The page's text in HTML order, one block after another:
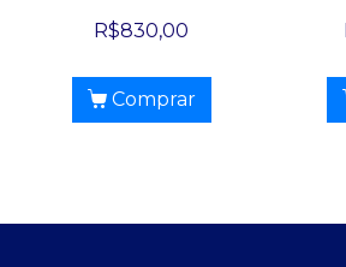
R$830,00
Comprar